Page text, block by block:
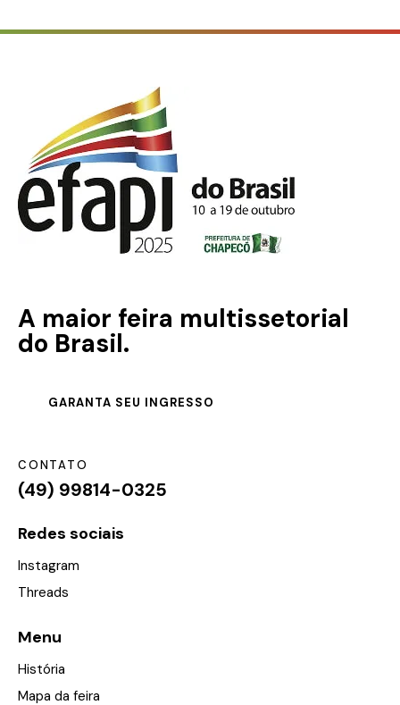
A maior feira multissetorial
do Brasil.
GARANTA SEU INGRESSO
CONTATO
(49) 99814-0325
Redes sociais
Instagram
Threads
Menu
História
Mapa da feira